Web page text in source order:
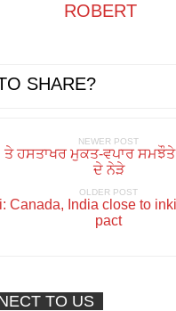
ROBERT
SHARE?
NEWER POST
ਤੇ ਹਸਤਾਖਰ ਮੁਕਤ-ਵਪਾਰ ਸਮਝੌਤੇ
ਦੇ ਨੇੜੇ
OLDER POST
Canada, India close to
pact
TO US